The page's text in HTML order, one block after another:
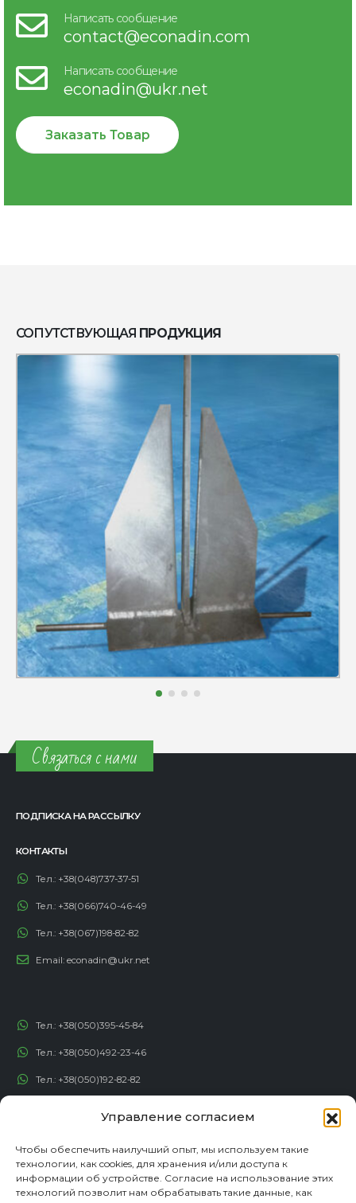
Управление согласием
Чтобы обеспечить наилучший опыт, мы используем такие
технологии, как cookies, для хранения и/или доступа к
информации об устройстве. Согласие на использование этих
технологий позволит нам обрабатывать такие данные, как
Написать сообщение
contact@econadin.com
Написать сообщение
econadin@ukr.net
Заказать Товар
СОПУТСТВУЮЩАЯ ПРОДУКЦИЯ
Связаться с нами
ПОДПИСКА НА РАССЫЛКУ
КОНТАКТЫ
Тел.: +38(048)737-37-51
Тел.: +38(066)740-46-49
Тел.: +38(067)198-82-82
Email: econadin@ukr.net
Тел.: +38(050)395-45-84
Тел.: +38(050)492-23-46
Тел.: +38(050)192-82-82
СОЦИАЛЬНЫЕ СЕТИ